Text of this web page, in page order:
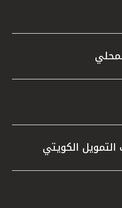
الكويتي